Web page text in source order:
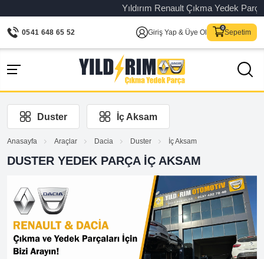
Yıldırım Renault Çıkma Yedek
0541 648 65 52 Giriş Yap & Üye Ol Sepetim
Duster İç Aksam
Anasayfa Araçlar Dacia Duster İç Aksam
DUSTER YEDEK PARÇA İÇ AKSAM